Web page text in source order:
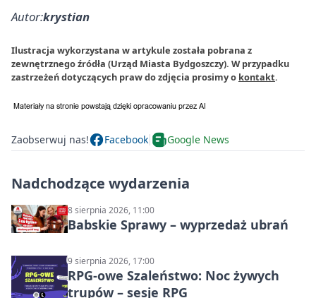
Autor:krystian
Ilustracja wykorzystana w artykule została pobrana z
zewnętrznego źródła (Urząd Miasta Bydgoszczy). W przypadku
zastrzeżeń dotyczących praw do zdjęcia prosimy o kontakt.
Zaobserwuj nas! Facebook Google News
Nadchodzące wydarzenia
8 sierpnia 2026, 11:00
Babskie Sprawy – wyprzedaż ubrań
9 sierpnia 2026, 17:00
RPG-owe Szaleństwo: Noc żywych
trupów – sesje RPG